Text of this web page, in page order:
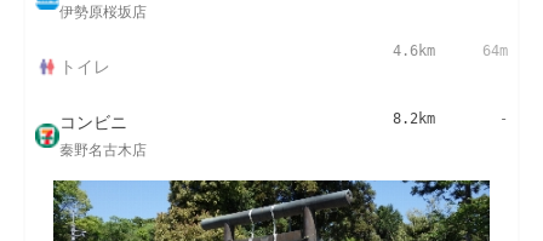
伊勢原桜坂店
トイレ
4.6km 64m
コンビニ
秦野名古木店
8.2km -